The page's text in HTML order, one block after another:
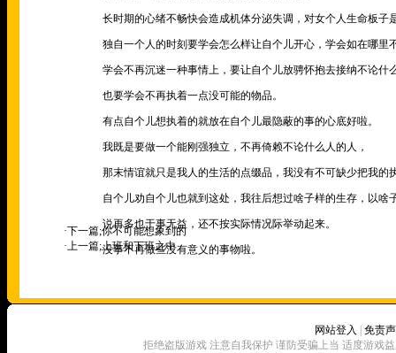
长时期的心绪不畅快会造成机体分泌失调，对女个人生命板子
独自一个人的时刻要学会怎么样让自个儿开心，学会如在哪里
学会不再沉迷一种事情上，要让自个儿放骋怀抱去接纳不论什
也要学会不再执着一点没可能的物品。
有点自个儿想执着的就放在自个儿最隐蔽的事的心底好啦。
我既是要做一个能刚强独立，不再倚赖不论什么人的人，
那末情谊就只是我人的生活的点缀品，我没有不可缺少把我的
自个儿劝自个儿也就到这处，我往后想过啥子样的生存，以啥
说再多也于事无益，还不按实际情况际举动起来。
没事不再做些没有意义的事物啦。
·下一篇;你不可能想象到的
·上一篇;上班和下班之中
网站登入
免责
拒绝盗版游戏 注意自我保护 谨防受骗上当 适度游戏